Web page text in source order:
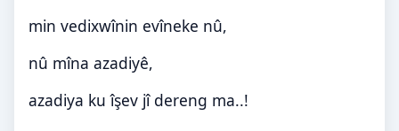
min vedixwînin evîneke nû,
nû mîna azadiyê,
azadiya ku îşev jî dereng ma..!